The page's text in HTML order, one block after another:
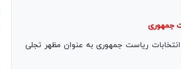
جمهوری
ریاست جمهوری به عنوان مظهر تجلی